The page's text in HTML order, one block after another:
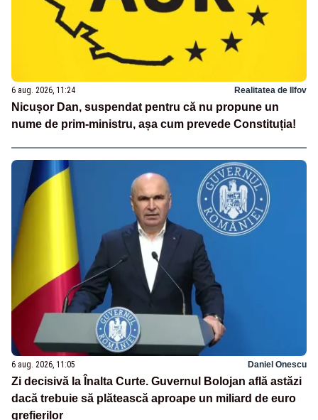
6 aug. 2026, 11:24 Realitatea de Ilfov
Nicușor Dan, suspendat pentru că nu propune un
nume de prim-ministru, așa cum prevede Constituția!
6 aug. 2026, 11:05 Daniel Onescu
Zi decisivă la Înalta Curte. Guvernul Bolojan află astăzi
dacă trebuie să plătească aproape un miliard de euro
grefierilor